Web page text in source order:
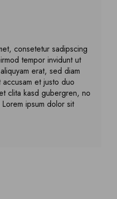
consetetur sadipscing
tempor invidunt ut
erat, sed diam
et justo duo
clita kasd gubergren, no
ipsum dolor sit